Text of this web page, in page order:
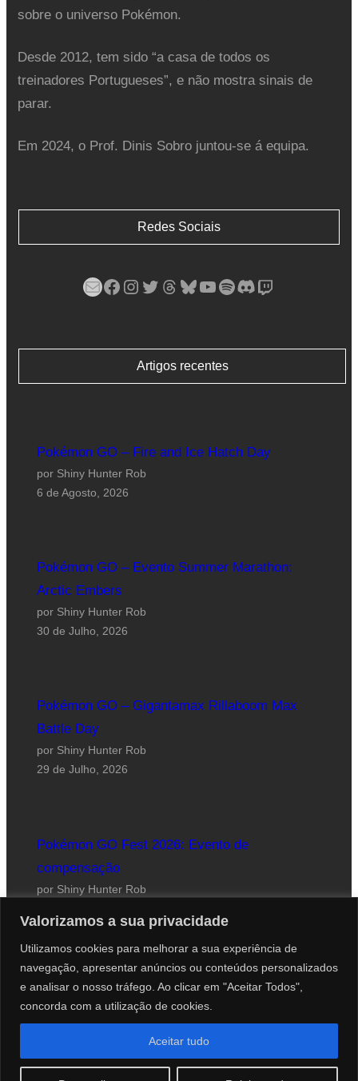
Valorizamos a sua privacidade
Utilizamos cookies para melhorar a sua experiência de
navegação, apresentar anúncios ou conteúdos personalizados
e analisar o nosso tráfego. Ao clicar em "Aceitar Todos",
concorda com a utilização de cookies.
Aceitar tudo
sobre o universo Pokémon.
Desde 2012, tem sido “a casa de todos os
treinadores Portugueses”, e não mostra sinais de
parar.
Em 2024, o Prof. Dinis Sobro juntou-se á equipa.
Redes Sociais
Mail Facebook Instagram Twitter Threads Bluesky YouTube Spotify Discord Twitch
Artigos recentes
Pokémon GO – Fire and Ice Hatch Day
por Shiny Hunter Rob
6 de Agosto, 2026
Pokémon GO – Evento Summer Marathon:
Arctic Embers
por Shiny Hunter Rob
30 de Julho, 2026
Pokémon GO – Gigantamax Rillaboom Max
Battle Day
por Shiny Hunter Rob
29 de Julho, 2026
Pokémon GO Fest 2026: Evento de
compensação
por Shiny Hunter Rob
Website desenhado por Roberto Coutinho
© 2012-2026 PokéCenter Blog